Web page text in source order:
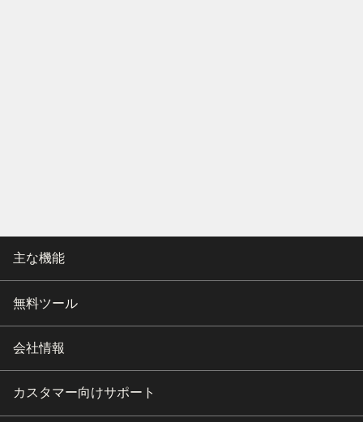
主な機能
無料ツール
会社情報
カスタマー向けサポート